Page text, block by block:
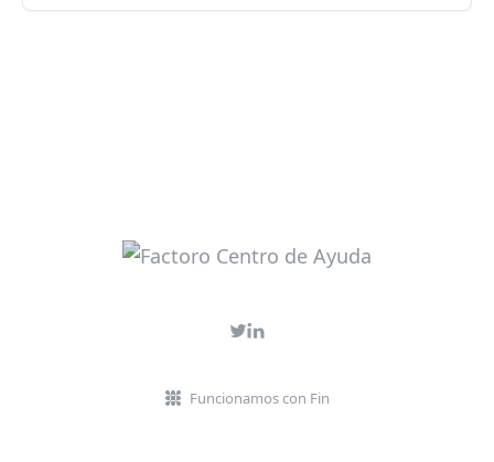
Funcionamos con Fin